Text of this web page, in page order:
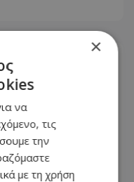
×
να
τις
την
με τη χρήση